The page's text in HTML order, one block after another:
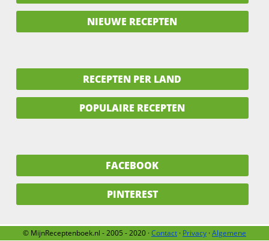
NIEUWE RECEPTEN
RECEPTEN PER LAND
POPULAIRE RECEPTEN
FACEBOOK
PINTEREST
© MijnReceptenboek.nl - 2005 - 2020 ·Contact · Privacy ·Algemene